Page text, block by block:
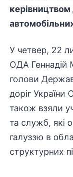
У четвер, 22
ОДА Геннадій
голови
доріг України
також взяли
та служб, які
галуззю в
структурних